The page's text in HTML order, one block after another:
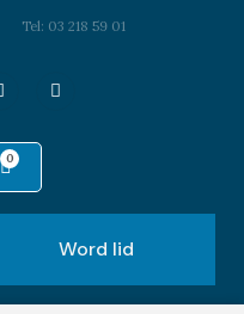
Tel: 03 218 59 01
0
Word lid